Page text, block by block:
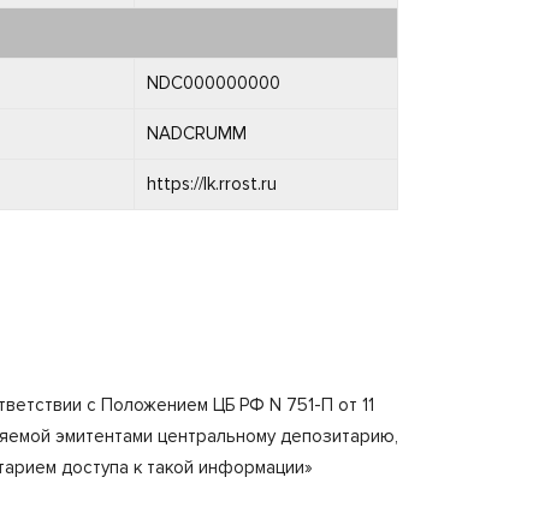
NDC000000000
NADCRUMM
https://lk.rrost.ru
с Положением ЦБ РФ N 751-П от 11
эмитентами центральному депозитарию,
доступа к такой информации»